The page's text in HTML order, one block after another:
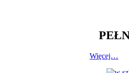
Więcej…